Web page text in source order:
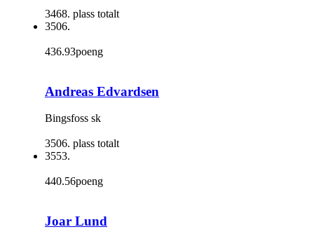
3468. plass totalt
3506.
436.93poeng
Andreas Edvardsen
Bingsfoss sk
3506. plass totalt
3553.
440.56poeng
Joar Lund